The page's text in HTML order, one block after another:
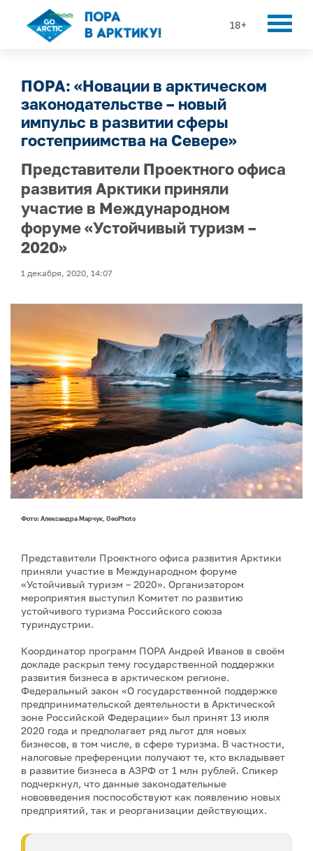
18+
ПОРА: «Новации в арктическом
законодательстве – новый
импульс в развитии сферы
гостеприимства на Севере»
Представители Проектного офиса
развития Арктики приняли
участие в Международном
форуме «Устойчивый туризм –
2020»
1 декабря, 2020, 14:07
Фото: Александра Марчук, GeoPhoto
Представители Проектного офиса развития Арктики
приняли участие в Международном форуме
«Устойчивый туризм – 2020». Организатором
мероприятия выступил Комитет по развитию
устойчивого туризма Российского союза
туриндустрии.
Координатор программ ПОРА Андрей Иванов в своём
докладе раскрыл тему государственной поддержки
развития бизнеса в арктическом регионе.
Федеральный закон «О государственной поддержке
предпринимательской деятельности в Арктической
зоне Российской Федерации» был принят 13 июля
2020 года и предполагает ряд льгот для новых
бизнесов, в том числе, в сфере туризма. В частности,
налоговые преференции получают те, кто вкладывает
в развитие бизнеса в АЗРФ от 1 млн рублей. Спикер
подчеркнул, что данные законодательные
нововведения поспособствуют как появлению новых
предприятий, так и реорганизации действующих.